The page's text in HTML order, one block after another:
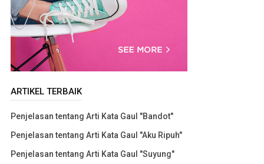
ARTIKEL TERBAIK
Penjelasan tentang Arti Kata Gaul "Bandot"
Penjelasan tentang Arti Kata Gaul "Aku Ripuh"
Penjelasan tentang Arti Kata Gaul "Suyung"